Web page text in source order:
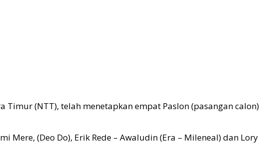
Timur (NTT), telah menetapkan empat Paslon (pasangan calon)
Mere, (Deo Do), Erik Rede – Awaludin (Era – Mileneal) dan Lory